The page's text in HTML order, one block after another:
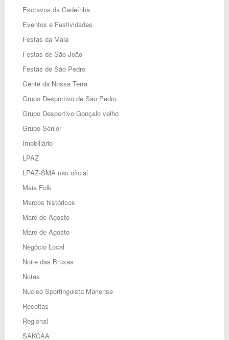
Escravos da Cadeínha
Eventos e Festividades
Festas da Maia
Festas de São João
Festas de São Pedro
Gente da Nossa Terra
Grupo Desportivo de São Pedro
Grupo Desportivo Gonçalo velho
Grupo Sénior
Imobiliário
LPAZ
LPAZ-SMA não oficial
Maia Folk
Marcos históricos
Maré de Agosto
Maré de Agosto
Negócio Local
Noite das Bruxas
Notas
Nucleo Sportinguista Mariense
Receitas
Regional
SAKCAA